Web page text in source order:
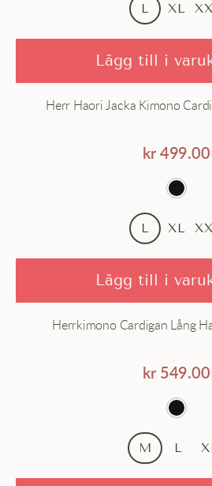
L XL
Lägg till i
Herr Haori Jacka Kimono
kr 499.00
L XL
Lägg till i
Herrkimono Cardigan Lång
kr 549.00
M L